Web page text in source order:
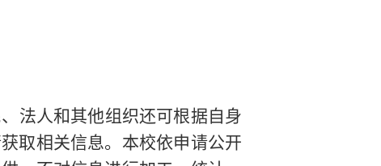
法人和其他组织还可根据自身
取相关信息。本校依申请公开